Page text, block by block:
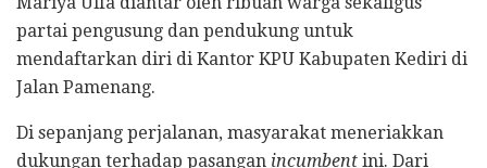
partai pengusung dan pendukung untuk
mendaftarkan diri di Kantor KPU Kabupaten Kediri di
Jalan Pamenang.
Di sepanjang perjalanan, masyarakat meneriakkan
dukungan terhadap pasangan incumbent ini. Dari